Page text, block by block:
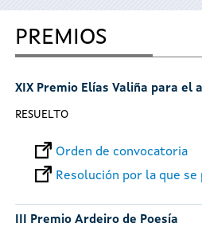
encuentra
aquí
PREMIOS
XIX Premio Elías Valiña para el
RESUELTO
Orden de convocatoria
Resolución por la que
III Premio Ardeiro de Poesía